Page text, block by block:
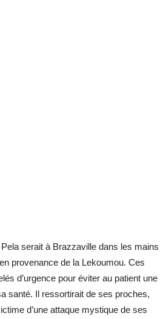
serait à Brazzaville dans les mains
provenance de la Lekoumou. Ces
d’urgence pour éviter au patient une
santé. Il ressortirait de ses proches,
d’une attaque mystique de ses